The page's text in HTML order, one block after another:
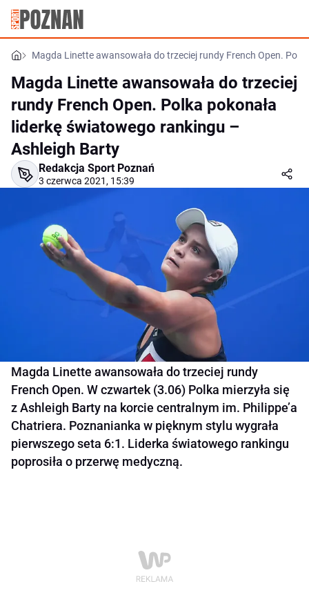
Magda Linette awansowała do trzeciej rundy French Open.
Magda Linette awansowała do trzeciej
rundy French Open. Polka pokonała
liderkę światowego rankingu –
Ashleigh Barty
Redakcja Sport Poznań
3 czerwca 2021, 15:39
Magda Linette awansowała do trzeciej rundy
French Open. W czwartek (3.06) Polka mierzyła się
z Ashleigh Barty na korcie centralnym im. Philippe’a
Chatriera. Poznanianka w pięknym stylu wygrała
pierwszego seta 6:1. Liderka światowego rankingu
poprosiła o przerwę medyczną.